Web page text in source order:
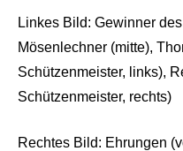
Linkes Bild: Gewinner
Mösenlechner (mitte),
Schützenmeister, links),
Schützenmeister, rechts)
Rechtes Bild: Ehrungen